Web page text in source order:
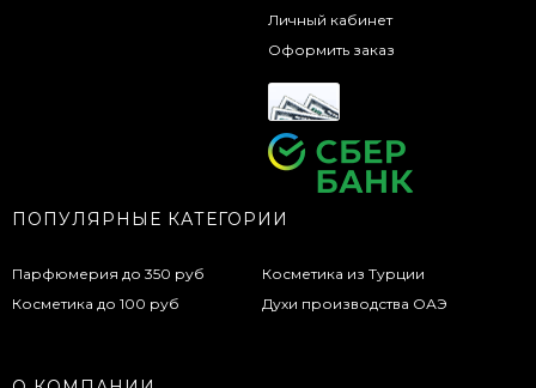
Личный кабинет
Оформить заказ
ПОПУЛЯРНЫЕ КАТЕГОРИИ
Парфюмерия до 350 руб
Косметика до 100 руб
Косметика из Турции
Духи производства ОАЭ